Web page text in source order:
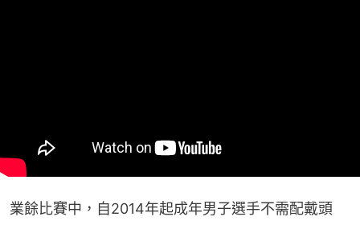
業餘比賽中，自2014年起成年男子選手不需配戴頭